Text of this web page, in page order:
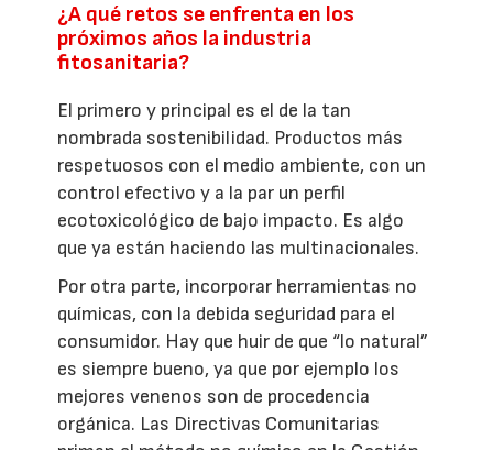
¿A qué retos se enfrenta en los
próximos años la industria
fitosanitaria?
El primero y principal es el de la tan
nombrada sostenibilidad. Productos más
respetuosos con el medio ambiente, con un
control efectivo y a la par un perfil
ecotoxicológico de bajo impacto. Es algo
que ya están haciendo las multinacionales.
Por otra parte, incorporar herramientas no
químicas, con la debida seguridad para el
consumidor. Hay que huir de que “lo natural”
es siempre bueno, ya que por ejemplo los
mejores venenos son de procedencia
orgánica. Las Directivas Comunitarias